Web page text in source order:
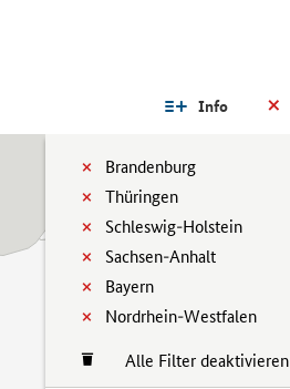
Info
Brandenburg
Thüringen
Schleswig-Holstein
Sachsen-Anhalt
Bayern
Nordrhein-Westfalen
Alle Filter deaktivieren